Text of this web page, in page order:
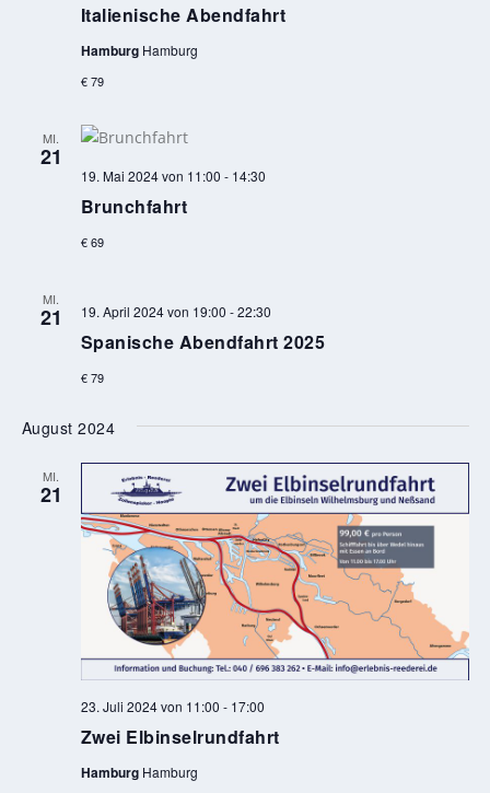
Italienische Abendfahrt
Hamburg Hamburg
€ 79
MI.
21
Brunchfahrt
19. Mai 2024 von 11:00 - 14:30
€ 69
MI.
21
Spanische Abendfahrt 2025
19. April 2024 von 19:00 -22:30
€ 79
August 2024
MI.
21
Zwei Elbinselrundfahrt
23. Juli 2024 von 11:00 - 17:00
Hamburg Hamburg